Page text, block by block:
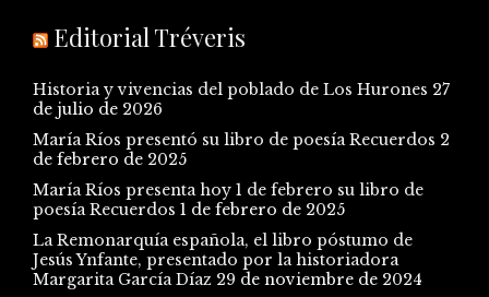
Editorial Tréveris
Historia y vivencias del poblado de Los Hurones 27
de julio de 2026
María Ríos presentó su libro de poesía Recuerdos 2
de febrero de 2025
María Ríos presenta hoy 1 de febrero su libro de
poesía Recuerdos 1 de febrero de 2025
La Remonarquía española, el libro póstumo de
Jesús Ynfante, presentado por la historiadora
Margarita García Díaz 29 de noviembre de 2024